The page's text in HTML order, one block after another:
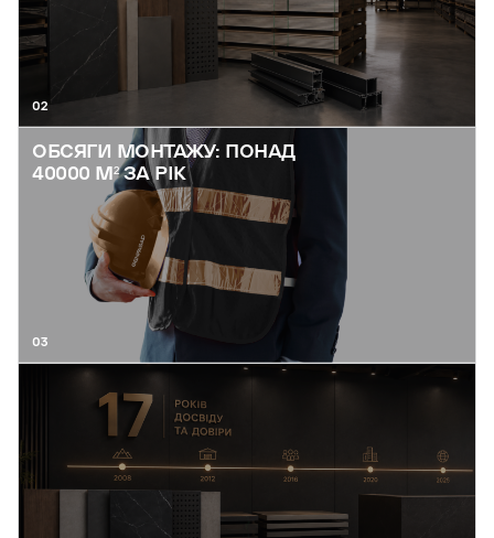
02
ОБСЯГИ МОНТАЖУ: ПОНАД
40000 М² ЗА РІК
03